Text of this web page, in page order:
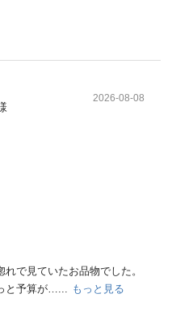
2026-08-08
で見ていたお品物でした。
と予算が…... もっと見る